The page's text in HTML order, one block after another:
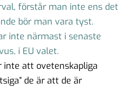
förstår man inte ens det
bör man vara tyst.
inte närmast i senaste
i EU valet.
inte att ovetenskapliga
de är att de är